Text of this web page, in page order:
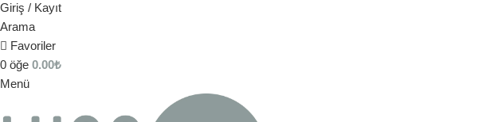
Giriş / Kayıt
Arama
Favoriler
0 öğe 0.00₺
Menü